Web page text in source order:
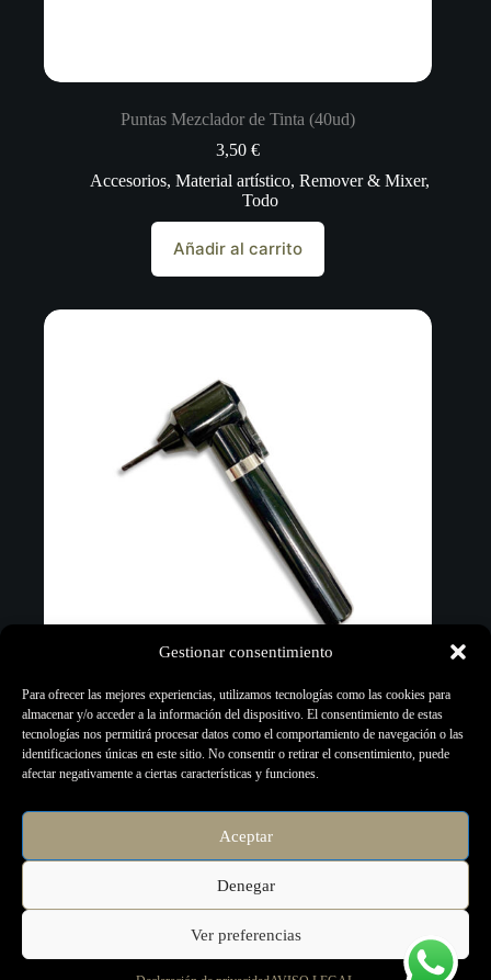
Gestionar consentimiento
Para ofrecer las mejores experiencias, utilizamos tecnologías como las cookies para
almacenar y/o acceder a la información del dispositivo. El consentimiento de estas
tecnologías nos permitirá procesar datos como el comportamiento de navegación o las
identificaciones únicas en este sitio. No consentir o retirar el consentimiento, puede
afectar negativamente a ciertas características y funciones.
Aceptar
Denegar
Ver preferencias
Puntas Mezclador de Tinta (40ud)
3,50€
Accesorios,Material artístico,Remover & Mixer,
Todo
Añadir al carrito
Mezclador de Tinta
7,50
Todo
Añadir al carrito
Copyright © 2026 - Página creada porMicromercio.com
Descargo de Responsabilidad -Aviso Legal -Declaración de